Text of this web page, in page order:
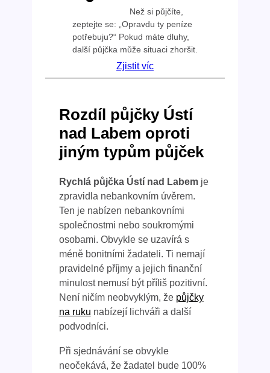
Než si půjčíte,
zeptejte se: „Opravdu ty peníze
potřebuju?“ Pokud máte dluhy,
další půjčka může situaci zhoršit.
Zjistit víc
Rozdíl půjčky Ústí
nad Labem oproti
jiným typům půjček
Rychlá půjčka Ústí nad Labem je
zpravidla nebankovním úvěrem.
Ten je nabízen nebankovními
společnostmi nebo soukromými
osobami. Obvykle se uzavírá s
méně bonitními žadateli. Ti nemají
pravidelné příjmy a jejich finanční
minulost nemusí být příliš pozitivní.
Není ničím neobvyklým, že půjčky
na ruku nabízejí lichváři a další
podvodníci.
Při sjednávání se obvykle
neočekává, že žadatel bude 100%